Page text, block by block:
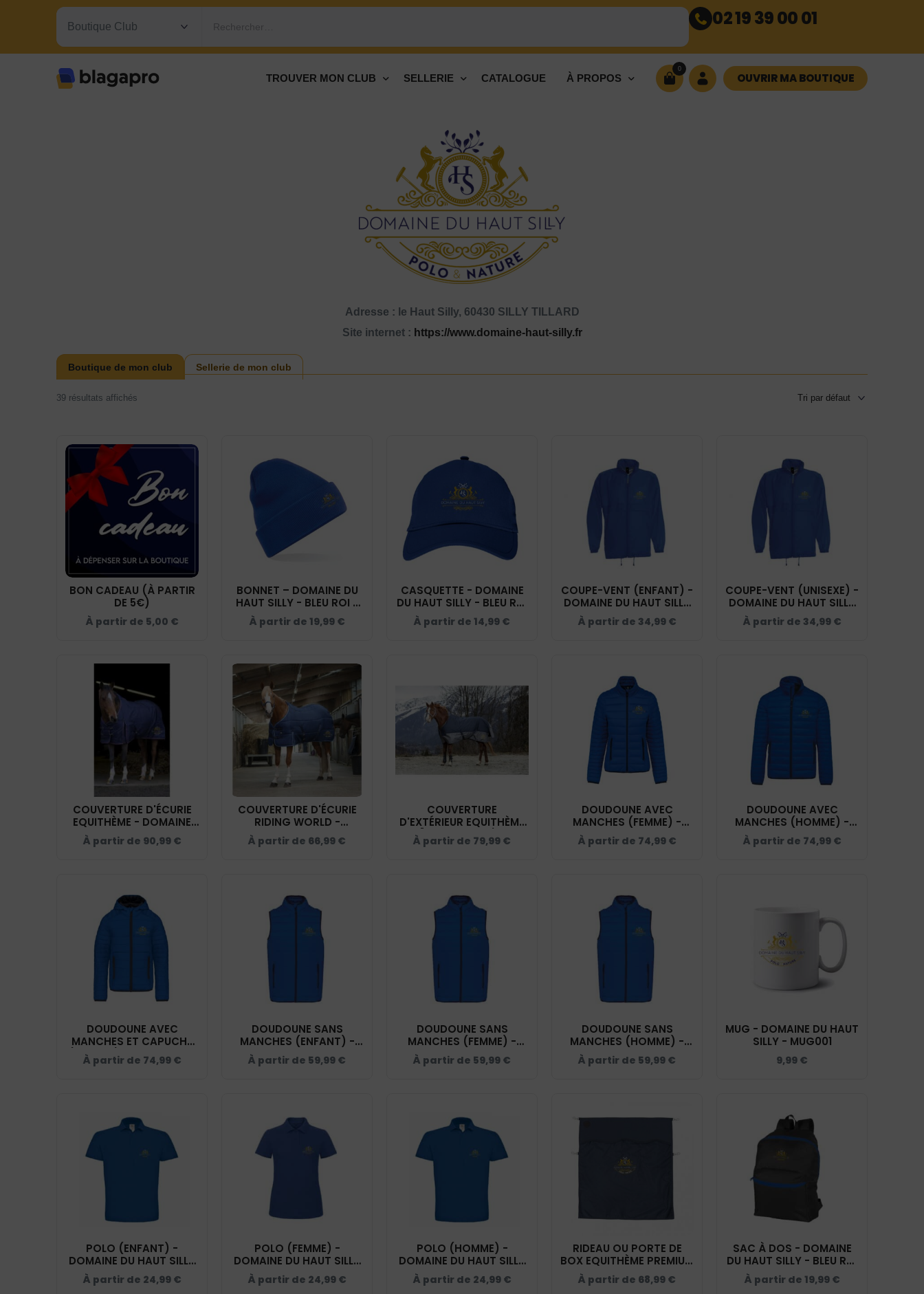
Rechercher… 02 19 39 00 01
TROUVER MON CLUB SELLERIE CATALOGUE À PROPOS
0
OUVRIR MA BOUTIQUE
Adresse : le Haut Silly, 60430 SILLY TILLARD
Site internet : https://www.domaine-haut-silly.fr
Boutique de mon club Sellerie de mon club
39 résultats affichés
BON CADEAU (À PARTIR
DE 5€)
À partir de 5,00 €
BONNET – DOMAINE DU
HAUT SILLY - BLEU ROI -
BF045
À partir de 19,99 €
CASQUETTE - DOMAINE
DU HAUT SILLY - BLEU ROI
- BF015
À partir de 14,99 €
COUPE-VENT (ENFANT) -
DOMAINE DU HAUT SILLY
- BLEU ROI - BC631
À partir de 34,99 €
COUPE-VENT (UNISEXE) -
DOMAINE DU HAUT SILLY
- BLEU ROI - BC630
À partir de 34,99 €
COUVERTURE D'ÉCURIE
EQUITHÈME - DOMAINE
DU HAUT SILLY - NAVY -
40079
À partir de 90,99 €
COUVERTURE D'ÉCURIE
RIDING WORLD -
DOMAINE DU HAUT SILLY
- BLEU MARINE/BLEU CIEL
À partir de 66,99 €
COUVERTURE
D'EXTÉRIEUR EQUITHÈME
[TYREX 600 D) -
DOMAINE DU HAUT SILLY
À partir de 79,99 €
DOUDOUNE AVEC
MANCHES (FEMME) -
DOMAINE DU HAUT SILLY
- BLEU ROI - K6121
À partir de 74,99 €
DOUDOUNE AVEC
MANCHES (HOMME) -
DOMAINE DU HAUT SILLY
- BLEU ROI - K6120
À partir de 74,99 €
DOUDOUNE AVEC
MANCHES ET CAPUCHE
(ENFANT) - DOMAINE DU
HAUT SILLY - BLEU ROI -
À partir de 74,99 €
DOUDOUNE SANS
MANCHES (ENFANT) -
DOMAINE DU HAUT SILLY
- BLEU ROI - K6115
À partir de 59,99 €
DOUDOUNE SANS
MANCHES (FEMME) -
DOMAINE DU HAUT SILLY
- BLEU ROI - K6114
À partir de 59,99 €
DOUDOUNE SANS
MANCHES (HOMME) -
DOMAINE DU HAUT SILLY
- BLEU ROI - K6113
À partir de 59,99 €
MUG - DOMAINE DU HAUT
SILLY - MUG001
9,99 €
POLO (ENFANT) -
DOMAINE DU HAUT SILLY
- BLEU ROI - BCK424
À partir de 24,99 €
POLO (FEMME) -
DOMAINE DU HAUT SILLY
- BLEU ROI - BCI1F
À partir de 24,99 €
POLO (HOMME) -
DOMAINE DU HAUT SILLY
- BLEU ROI - BCID1
À partir de 24,99 €
RIDEAU OU PORTE DE
BOX EQUITHÈME PREMIUM
- DOMAINE DU HAUT
SILLY - NAVY - RP001
À partir de 68,99 €
SAC À DOS - DOMAINE
DU HAUT SILLY - BLEU ROI
- BM903
À partir de 19,99 €